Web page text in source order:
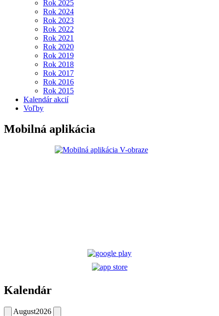
Rok 2025
Rok 2024
Rok 2023
Rok 2022
Rok 2021
Rok 2020
Rok 2019
Rok 2018
Rok 2017
Rok 2016
Rok 2015
Kalendár akcií
Voľby
Mobilná aplikácia
Kalendár
August2026